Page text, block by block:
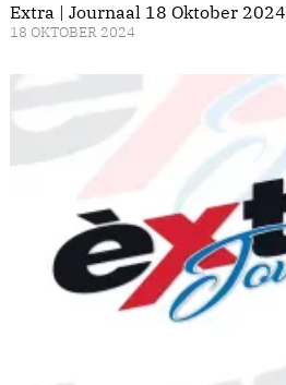
Extra | Journaal 18 Oktober 2024
18 OKTOBER 2024